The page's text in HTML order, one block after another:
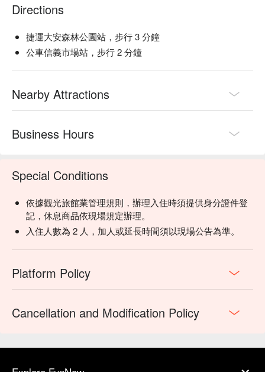
Directions
捷運大安森林公園站，步行 3 分鐘
公車信義市場站，步行 2 分鐘
Nearby Attractions
Business Hours
Special Conditions
依據觀光旅館業管理規則，辦理入住時須提供身分證件登
記，休息商品依現場規定辦理。
入住人數為 2 人，加人或延長時間須以現場公告為準。
Platform Policy
Cancellation and Modification Policy